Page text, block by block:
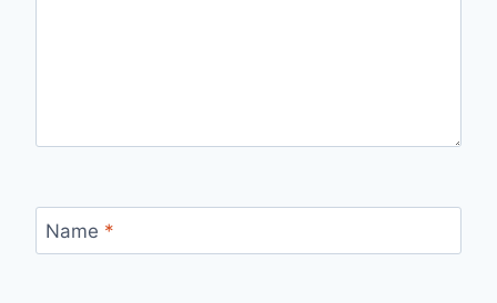
Name *